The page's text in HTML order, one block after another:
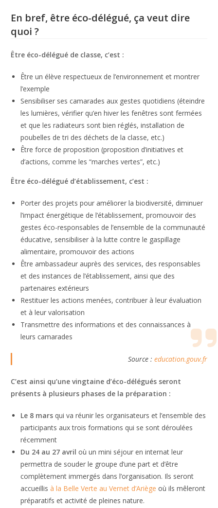
En bref, être éco-délégué, ça veut dire
quoi ?
Être éco-délégué de classe, c’est :
Être un élève respectueux de l’environnement et montrer
l’exemple
Sensibiliser ses camarades aux gestes quotidiens (éteindre
les lumières, vérifier qu’en hiver les fenêtres sont fermées
et que les radiateurs sont bien réglés, installation de
poubelles de tri des déchets de la classe, etc.)
Être force de proposition (proposition d’initiatives et
d’actions, comme les “marches vertes”, etc.)
Être éco-délégué d’établissement, c’est :
Porter des projets pour améliorer la biodiversité, diminuer
l’impact énergétique de l’établissement, promouvoir des
gestes éco-responsables de l’ensemble de la communauté
éducative, sensibiliser à la lutte contre le gaspillage
alimentaire, promouvoir des actions
Être ambassadeur auprès des services, des responsables
et des instances de l’établissement, ainsi que des
partenaires extérieurs
Restituer les actions menées, contribuer à leur évaluation
et à leur valorisation
Transmettre des informations et des connaissances à
leurs camarades
Source : education.gouv.fr
C’est ainsi qu’une vingtaine d’éco-délégués seront
présents à plusieurs phases de la préparation :
Le 8 marsqui va réunir les organisateurs et l’ensemble des
participants aux trois formations qui se sont déroulées
récemment
Du 24 au 27 avriloù un mini séjour en internat leur
permettra de souder le groupe d’une part et d’être
complètement immergés dans l’organisation. Ils seront
accueillisà la Belle Verte au Vernet d’Ariège où ils mêleront
préparatifs et activité de pleines nature.